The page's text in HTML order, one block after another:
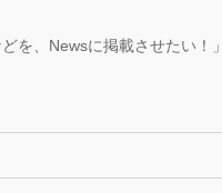
を、Newsに掲載させたい！